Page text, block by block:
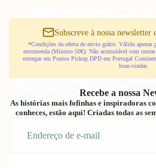
Subscreve à nossa
*Condições da oferta de envio grátis: Válido apenas
encomenda (Mínimo 50€). Não acumulável com
entregas em Pontos Pickup DPD em Portugal
boas-vindas.
Recebe a nossa
As histórias mais fofinhas e inspiradoras
conheces, estão aqui! Criadas todas as